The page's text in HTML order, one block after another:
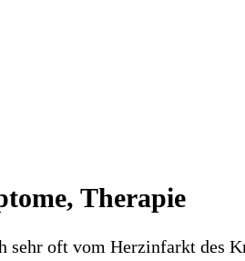
Therapie
sehr oft vom Herzinfarkt des